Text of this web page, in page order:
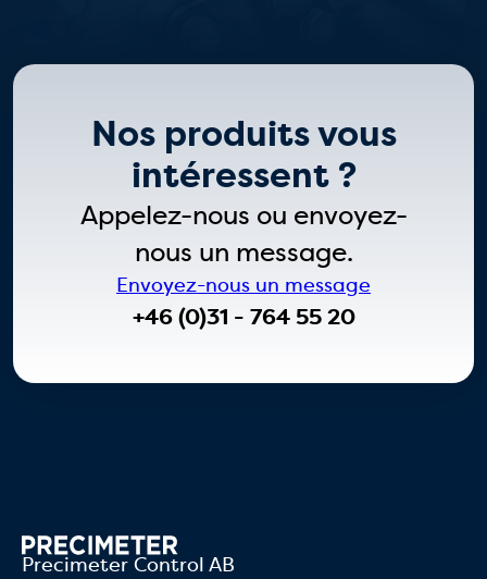
Nos produits vous
intéressent ?
Appelez-nous ou envoyez-
nous un message.
Envoyez-nous un message
+46 (0)31 - 764 55 20
Precimeter Control AB